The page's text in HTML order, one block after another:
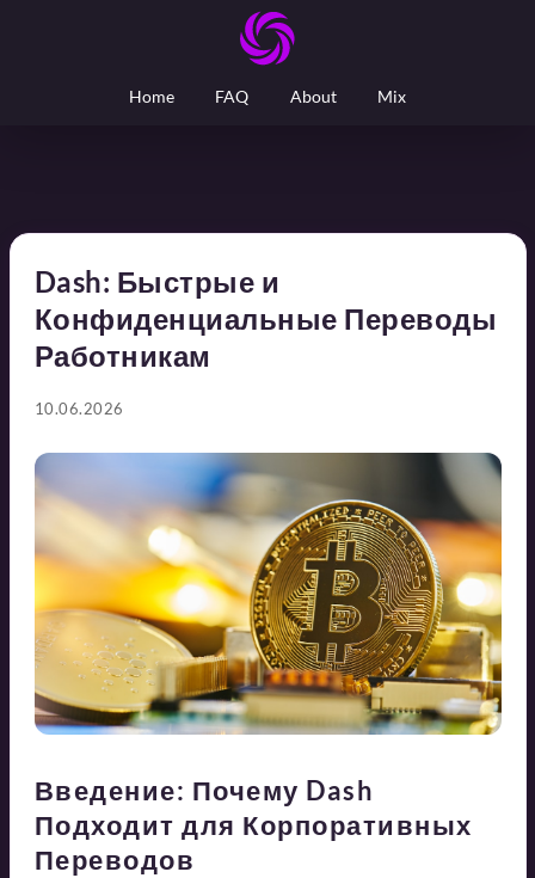
Home FAQ About Mix
Dash: Быстрые и
Конфиденциальные Переводы
Работникам
10.06.2026
Введение: Почему Dash
Подходит для Корпоративных
Переводов